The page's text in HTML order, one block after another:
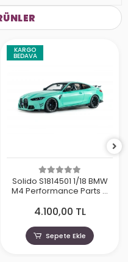
KARGO
BEDAVA
Solido S1814501 1/18 BMW
M4 Performance Parts –
2025
4.100,00 TL
Sepete Ekle